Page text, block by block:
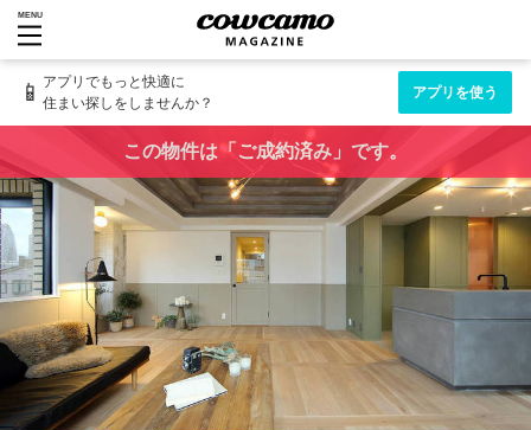
MENU
📱 アプリでもっと快適に
住まい探しをしませんか？
アプリを使う
この物件は「ご成約済み」です。